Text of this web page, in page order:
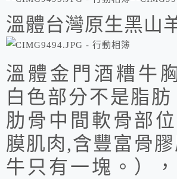
溫體台灣原生黑山
溫體金門酒糟牛
白色部分不是脂
肋骨中間軟骨部
膜肌肉,含豐富骨
牛只有一塊。）